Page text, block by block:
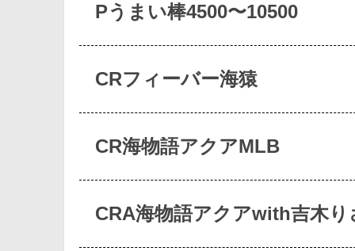
Pうまい棒4500〜10500
CRフィーバー海猿
CR海物語アクアMLB
CRA海物語アクアwith吉木